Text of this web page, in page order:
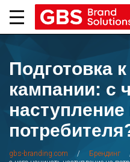
Подготовка
кампании: с
наступление
gbs-branding.com / Брендинг